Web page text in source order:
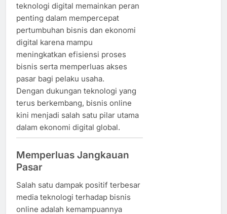
teknologi digital memainkan peran
penting dalam mempercepat
pertumbuhan bisnis dan ekonomi
digital karena mampu
meningkatkan efisiensi proses
bisnis serta memperluas akses
pasar bagi pelaku usaha.
Dengan dukungan teknologi yang
terus berkembang, bisnis online
kini menjadi salah satu pilar utama
dalam ekonomi digital global.
Memperluas Jangkauan
Pasar
Salah satu dampak positif terbesar
media teknologi terhadap bisnis
online adalah kemampuannya